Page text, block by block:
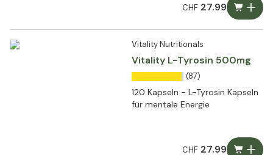
CHF27.99
Vitality Nutritionals
Vitality L-Tyrosin 500mg
(87)
120 Kapseln - L-Tyrosin Kapseln
für mentale Energie
CHF27.99